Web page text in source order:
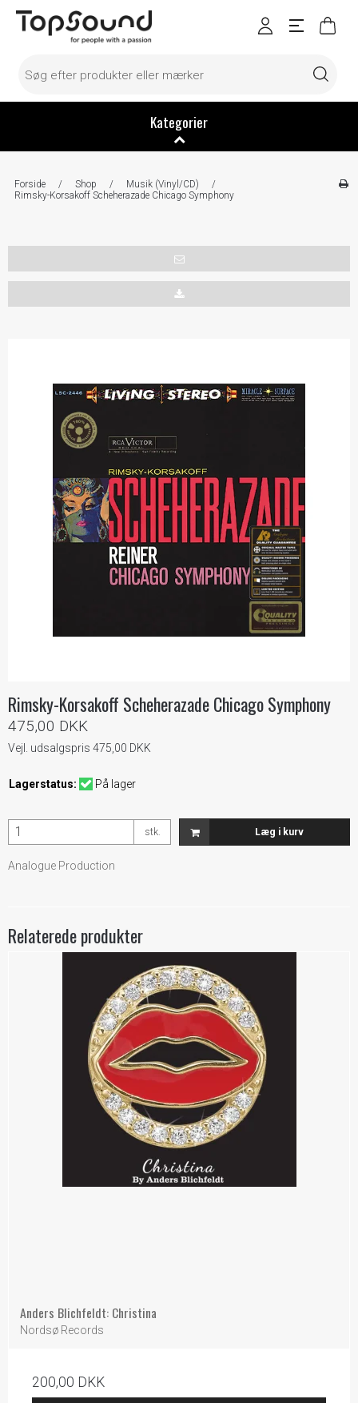
Kategorier
Forside / Shop / Musik (Vinyl/CD)
/
Rimsky-Korsakoff Scheherazade Chicago Symphony
Rimsky-Korsakoff Scheherazade Chicago Symphony
475,00 DKK
Vejl. udsalgspris 475,00 DKK
Lagerstatus: På lager
stk. Læg i kurv
Analogue Production
Relaterede produkter
Anders Blichfeldt: Christina
Nordsø Records
200,00 DKK